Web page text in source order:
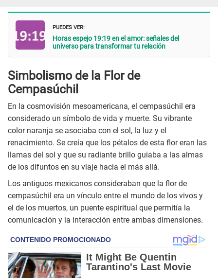
PUEDES VER:
Horas espejo 19:19 en el amor: señales del
universo para transformar tu relación
Simbolismo de la Flor de
Cempasúchil
En la cosmovisión mesoamericana, el cempasúchil era
considerado un símbolo de vida y muerte. Su vibrante
color naranja se asociaba con el sol, la luz y el
renacimiento. Se creía que los pétalos de esta flor eran las
llamas del sol y que su radiante brillo guiaba a las almas
de los difuntos en su viaje hacia el más allá.
Los antiguos mexicanos consideraban que la flor de
cempasúchil era un vínculo entre el mundo de los vivos y
el de los muertos, un puente espiritual que permitía la
comunicación y la interacción entre ambas dimensiones.